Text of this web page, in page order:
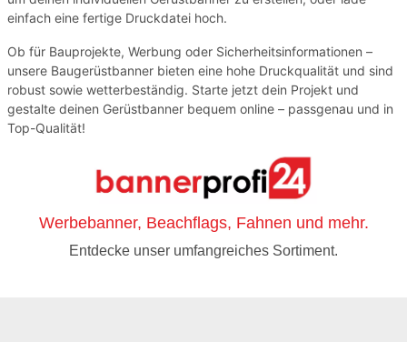
einfach eine fertige Druckdatei hoch.
Ob für Bauprojekte, Werbung oder Sicherheitsinformationen –
unsere Baugerüstbanner bieten eine hohe Druckqualität und sind
robust sowie wetterbeständig. Starte jetzt dein Projekt und
gestalte deinen Gerüstbanner bequem online – passgenau und in
Top-Qualität!
Werbebanner, Beachflags, Fahnen und mehr.
Entdecke unser umfangreiches Sortiment.